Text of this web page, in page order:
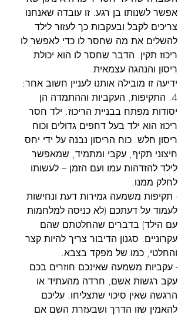
אפשר לשנותו בן רגע. זו עובדה שאנחנו
צריכים לקבל ובעקבות כך לעזור לילד
להשלים את מה שחסר לו כדי לאפשר לו
ריכוז תקין. הדבר שחסר לו הוא יכולת
ריסון והנהגה עצמאית.
ידיעה זו מובילה אותנו לעניין חשוב אחר:
4. התקיפות, העקביות וההתמדה הן
יסודות מפתח בבניית הריכוז. ילד חסר
ריכוז הוא ילד בעל דחפים גדולים וכוח
ריסון חלש. כוח הריסון נבנה על ידי יחס
חיצוני תקיף, עקבי ומתמיד, שמאפשר
לילד להזדהות עמו ועם הזמן – לעשותו
לחלק ממנו.
- תקיפות משמעה גמירות דעת ונחישות
לעמוד על דעתכם (לא כניסה למלחמות
עם הילד) בדברים שהחלטתם שהם
עקרוניים. סגנון הדיבור צריך להיות קצר
והחלטי, כמו של מפקד בצבא.
- עקביות משמעה שאינכם חוזרים בכם
עקב רגשות אשם, חרדה מהעתיד או
הרגשה שאין סיכוי שתצליחו. עליכם
להאמין שזו הדרך ושבעזרת השם אם